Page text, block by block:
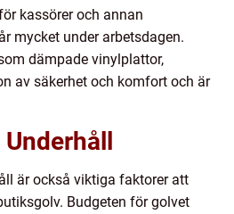
kassörer och annan
mycket under arbetsdagen.
dämpade vinylplattor,
av säkerhet och komfort och är
är också viktiga faktorer att
Budgeten för golvet